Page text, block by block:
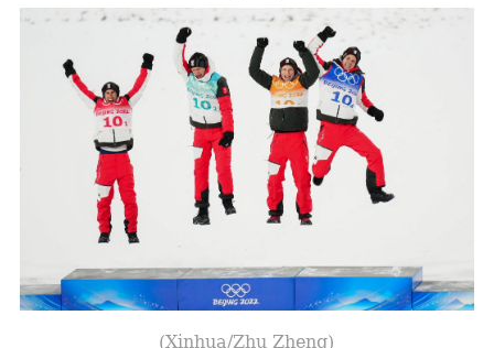
(Xinhua/Zhu Zheng)